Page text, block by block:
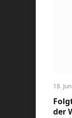
18.
der